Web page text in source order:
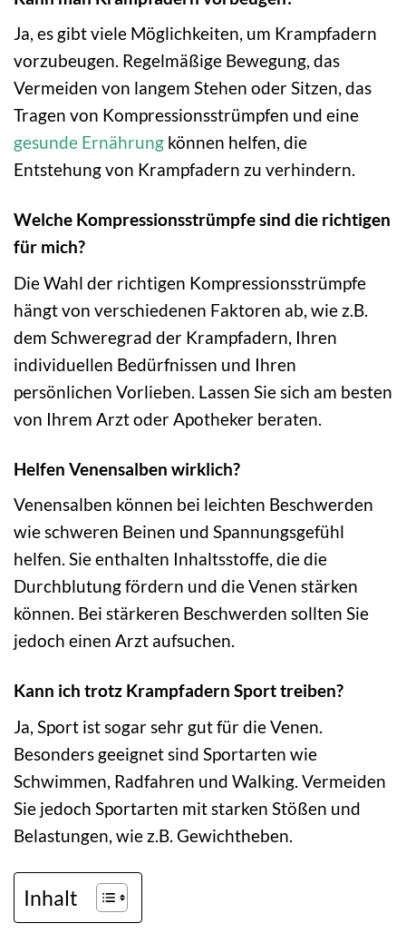
Ja, es gibt viele Möglichkeiten, um Krampfadern
vorzubeugen. Regelmäßige Bewegung, das
Vermeiden von langem Stehen oder Sitzen, das
Tragen von Kompressionsstrümpfen und eine
gesunde Ernährung können helfen, die
Entstehung von Krampfadern zu verhindern.
Welche Kompressionsstrümpfe sind die richtigen
für mich?
Die Wahl der richtigen Kompressionsstrümpfe
hängt von verschiedenen Faktoren ab, wie z.B.
dem Schweregrad der Krampfadern, Ihren
individuellen Bedürfnissen und Ihren
persönlichen Vorlieben. Lassen Sie sich am besten
von Ihrem Arzt oder Apotheker beraten.
Helfen Venensalben wirklich?
Venensalben können bei leichten Beschwerden
wie schweren Beinen und Spannungsgefühl
helfen. Sie enthalten Inhaltsstoffe, die die
Durchblutung fördern und die Venen stärken
können. Bei stärkeren Beschwerden sollten Sie
jedoch einen Arzt aufsuchen.
Kann ich trotz Krampfadern Sport treiben?
Ja, Sport ist sogar sehr gut für die Venen.
Besonders geeignet sind Sportarten wie
Schwimmen, Radfahren und Walking. Vermeiden
Sie jedoch Sportarten mit starken Stößen und
Belastungen, wie z.B. Gewichtheben.
Inhalt